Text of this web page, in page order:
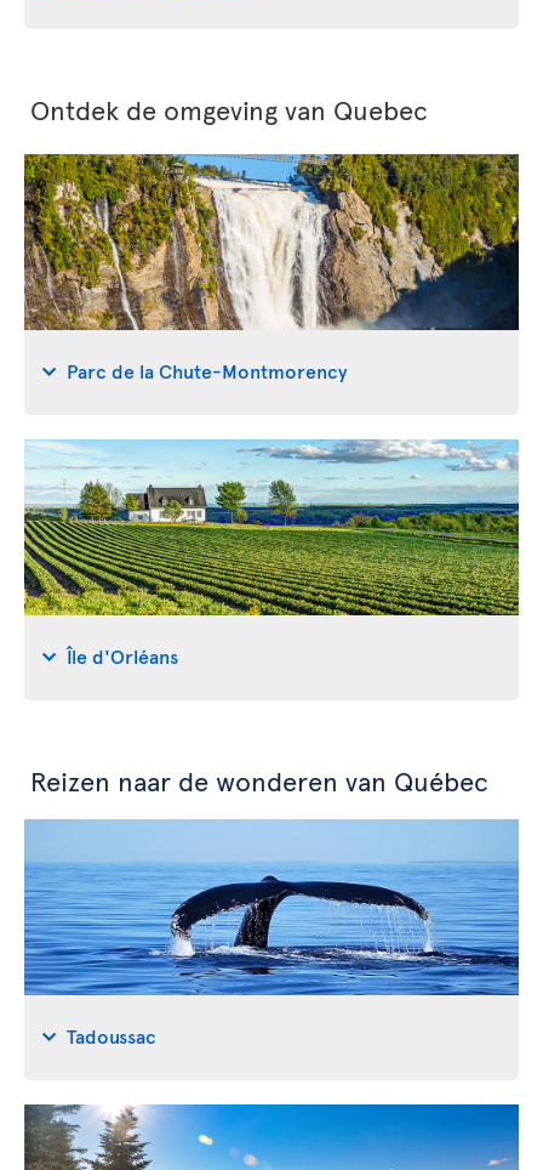
Ontdek de omgeving van Quebec
Parc de la Chute-Montmorency
Île d'Orléans
Reizen naar de wonderen van Québec
Tadoussac